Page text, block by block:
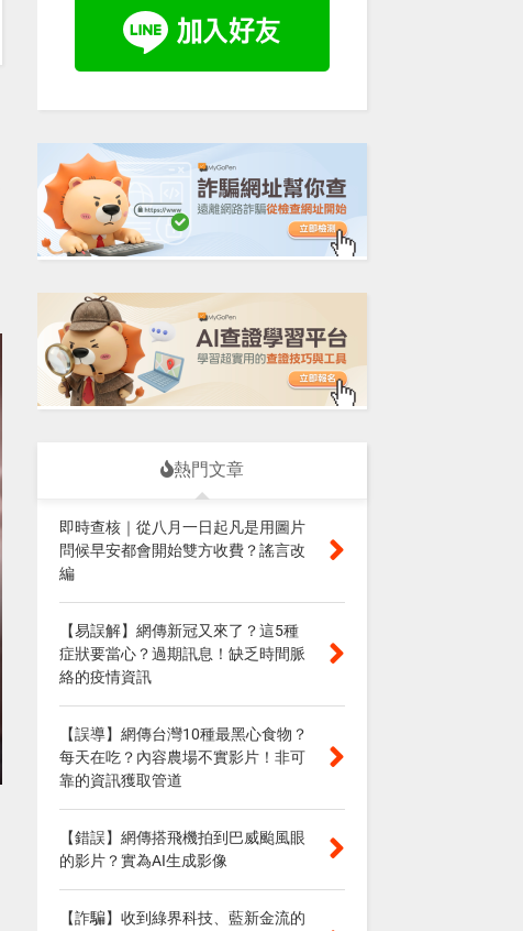
熱門文章
即時查核｜從八月一日起凡是用圖片
問候早安都會開始雙方收費？謠言改
編
【易誤解】網傳新冠又來了？這5種
症狀要當心？過期訊息！缺乏時間脈
絡的疫情資訊
【誤導】網傳台灣10種最黑心食物？
每天在吃？內容農場不實影片！非可
靠的資訊獲取管道
【錯誤】網傳搭飛機拍到巴威颱風眼
的影片？實為AI生成影像
【詐騙】收到綠界科技、藍新金流的